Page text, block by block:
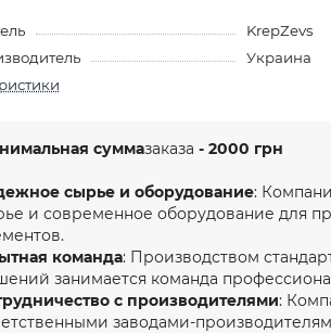
KrepZevs
Украина
суммазаказа - 2000 грн
сырье и оборудование:
и современное оборудование для
команда: Производством
занимается команда
с производителями:
заводами-